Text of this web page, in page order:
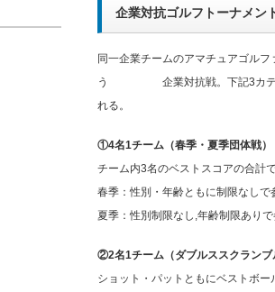
企業対抗ゴルフトーナメン
同一企業チームのアマチュアゴルフ
う 企業対抗戦。下記3カテゴ
れる。
①4名1チーム（春季・夏季団体戦）
チーム内3名のベストスコアの合計
春季：性別・年齢ともに制限なしで
夏季：性別制限なし,年齢制限ありで
②2名1チーム（ダブルススクランブ
ショット・パットともにベストボー